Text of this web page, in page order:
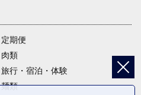
定期便
肉類
旅行・宿泊・体験
麺類